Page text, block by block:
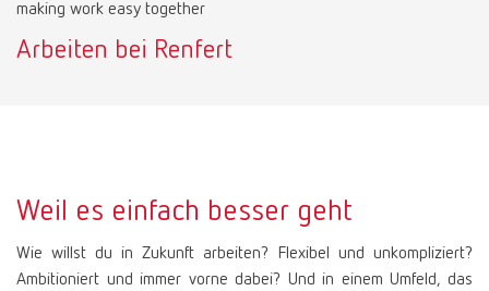
making work easy together
Arbeiten bei Renfert
Weil es einfach besser geht
Wie willst du in Zukunft arbeiten? Flexibel und unkompliziert?
Ambitioniert und immer vorne dabei? Und in einem Umfeld, das